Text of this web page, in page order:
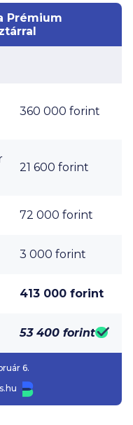
Prémium
360 000 forint
21 600 forint
72 000 forint
3 000 forint
413 000 forint
53 400 forint
6.